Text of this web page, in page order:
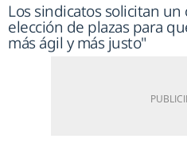
Los sindicatos solicitan
elección de plazas para
más ágil y más justo"